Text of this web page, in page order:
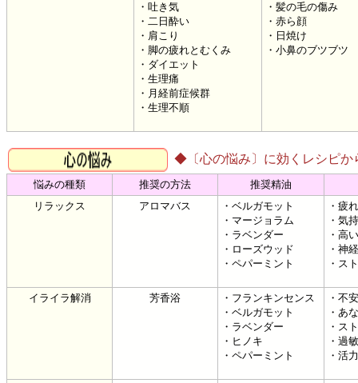
・吐き気
・二日酔い
・肩こり
・脚の疲れとむくみ
・ダイエット
・生理痛
・月経前症候群
・生理不順
・髪の毛の傷み
・赤ら顔
・日焼け
・小鼻のブツブツ
◆〔心の悩み〕に効くレシピか
悩みの種類 推奨の方法
推奨精油
リラックス
アロマバス
・ベルガモット
・マージョラム
・ラベンダー
・ローズウッド
・ペパーミント
・疲
・気
・高
・神
・ス
イライラ解消 芳香浴
・フランキンセンス
・ベルガモット
・ラベンダー
・ヒノキ
・ペパーミント
・不
・あ
・ス
・過
・活